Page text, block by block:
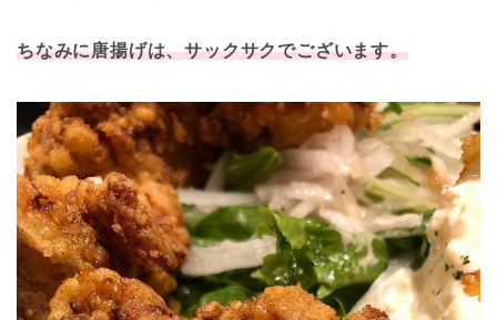
ちなみに唐揚げは、サックサクでございます。